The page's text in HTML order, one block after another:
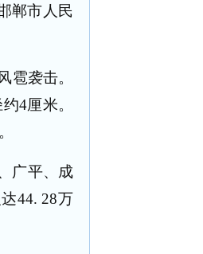
郸市人民
雹袭击。
约4厘米。
广平、成
44. 28万